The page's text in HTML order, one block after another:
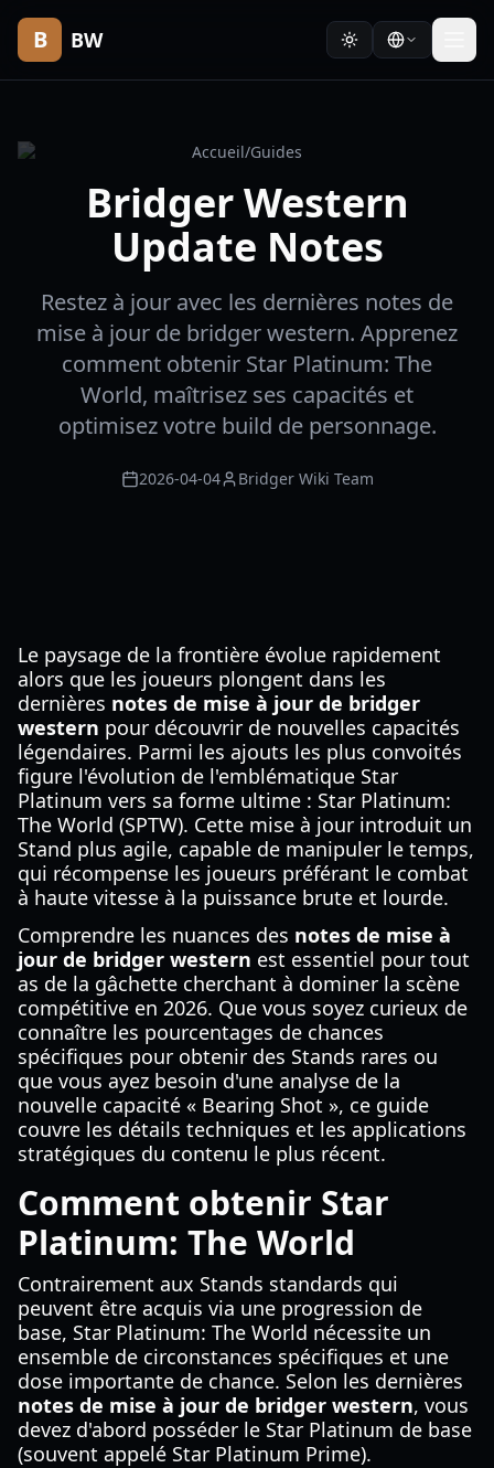
B BW
Accueil/Guides
Bridger Western
Update Notes
Restez à jour avec les dernières notes de
mise à jour de bridger western. Apprenez
comment obtenir Star Platinum: The
World, maîtrisez ses capacités et
optimisez votre build de personnage.
2026-04-04 Bridger Wiki Team
Le paysage de la frontière évolue rapidement
alors que les joueurs plongent dans les
dernières notes de mise à jour de bridger
western pour découvrir de nouvelles capacités
légendaires. Parmi les ajouts les plus convoités
figure l'évolution de l'emblématique Star
Platinum vers sa forme ultime : Star Platinum:
The World (SPTW). Cette mise à jour introduit un
Stand plus agile, capable de manipuler le temps,
qui récompense les joueurs préférant le combat
à haute vitesse à la puissance brute et lourde.
Comprendre les nuances des notes de mise à
jour de bridger western est essentiel pour tout
as de la gâchette cherchant à dominer la scène
compétitive en 2026. Que vous soyez curieux de
connaître les pourcentages de chances
spécifiques pour obtenir des Stands rares ou
que vous ayez besoin d'une analyse de la
nouvelle capacité « Bearing Shot », ce guide
couvre les détails techniques et les applications
stratégiques du contenu le plus récent.
Comment obtenir Star
Platinum: The World
Contrairement aux Stands standards qui
peuvent être acquis via une progression de
base, Star Platinum: The World nécessite un
ensemble de circonstances spécifiques et une
dose importante de chance. Selon les dernières
notes de mise à jour de bridger western, vous
devez d'abord posséder le Star Platinum de base
(souvent appelé Star Platinum Prime).